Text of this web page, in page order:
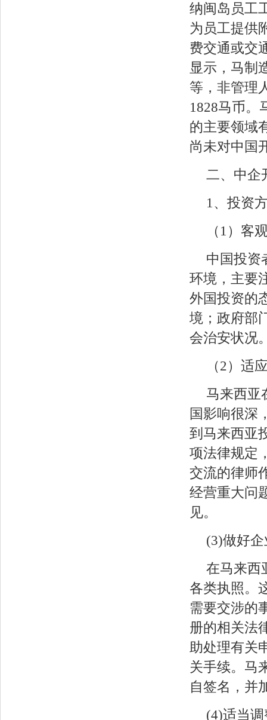
纳闽岛员工
为员工提供
费交通或交
显示，马制
等，非管理
1828马币。
的主要领域
尚未对中国
二、中企
1、投资
（1）客
中国投资
环境，主要
外国投资的
境；政府部
会治安状况
（2）适
马来西亚
国影响很深
到马来西亚
项法律规定
交流的律师
经营重大问
见。
(3)做好
在马来西
各类执照。
需要交涉的
册的相关法
助处理有关
关手续。马
自签名，并
(4)适当